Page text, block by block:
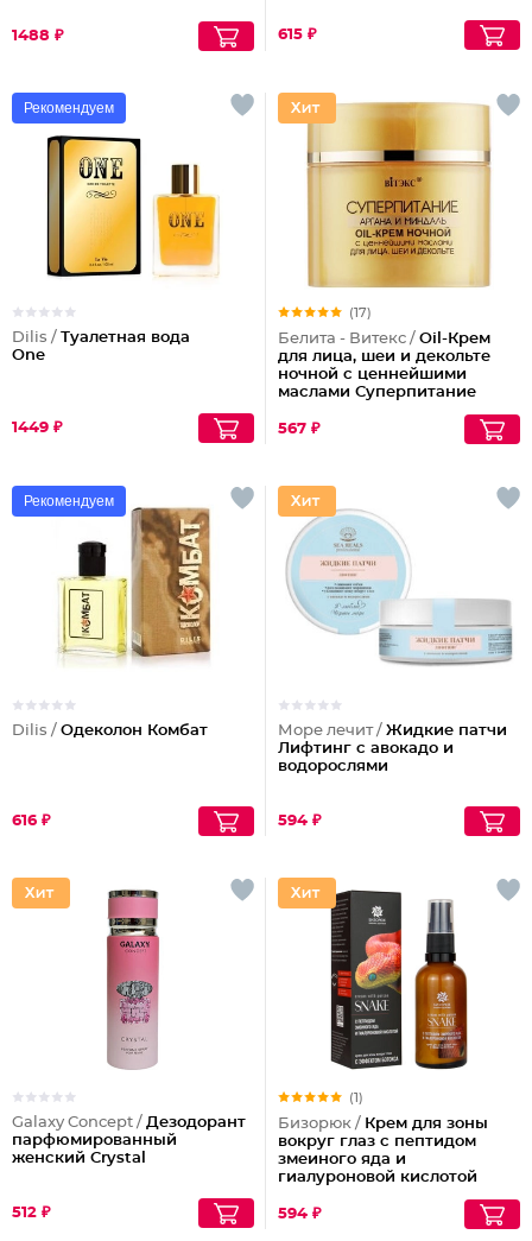
1488 ₽ 615 ₽
Рекомендуем
Dilis / Туалетная вода
One
1449 ₽
(17)
Белита - Витекс / Oil-Крем
для лица, шеи и декольте
ночной с ценнейшими
маслами Суперпитание
567 ₽
Рекомендуем
Dilis / Одеколон Комбат
616 ₽
Море лечит / Жидкие патчи
Лифтинг с авокадо и
водорослями
594 ₽
Galaxy Concept / Дезодорант
парфюмированный
женский Crystal
512 ₽
(1)
Бизорюк / Крем для зоны
вокруг глаз с пептидом
змеиного яда и
гиалуроновой кислотой
594 ₽